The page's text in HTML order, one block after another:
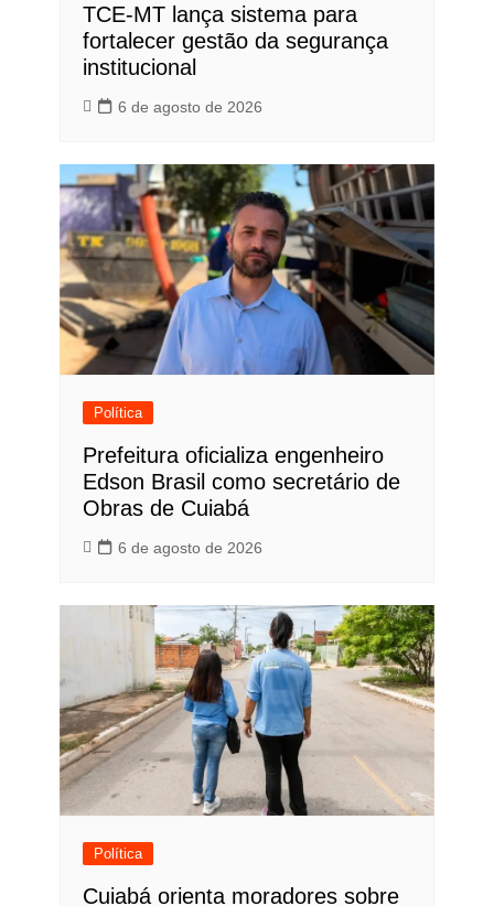
TCE-MT lança sistema para
fortalecer gestão da segurança
institucional
6 de agosto de 2026
Política
Prefeitura oficializa engenheiro
Edson Brasil como secretário de
Obras de Cuiabá
6 de agosto de 2026
Política
Cuiabá orienta moradores sobre